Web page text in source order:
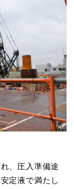
、圧入準備途
定液で満たし